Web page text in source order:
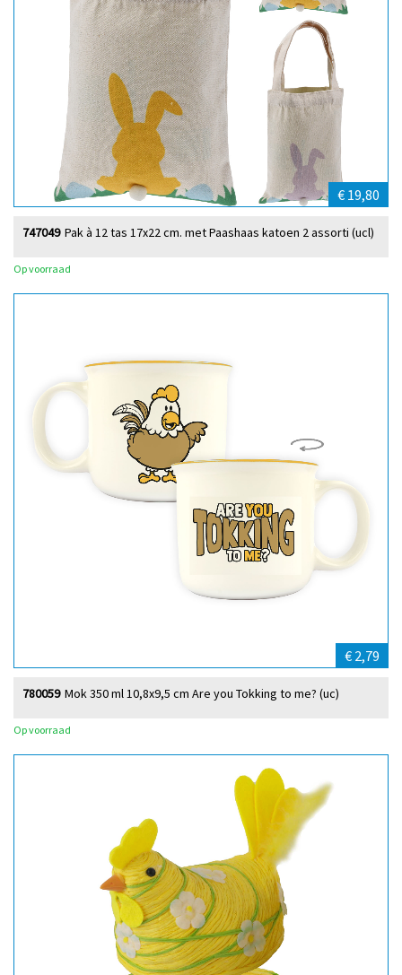
€ 19,80
Pak à 12 tas 17x22 cm. met Paashaas katoen 2 assorti (ucl)
747049
Op voorraad
€ 2,79
Mok 350 ml 10,8x9,5 cm Are you Tokking to me? (uc)
780059
Op voorraad